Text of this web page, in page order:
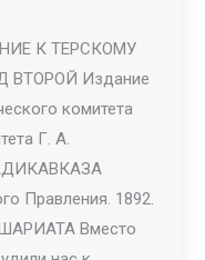
К ТЕРСКОМУ
ВТОРОЙ Издание
комитета
Г. А.
Правления. 1892.
Вместо